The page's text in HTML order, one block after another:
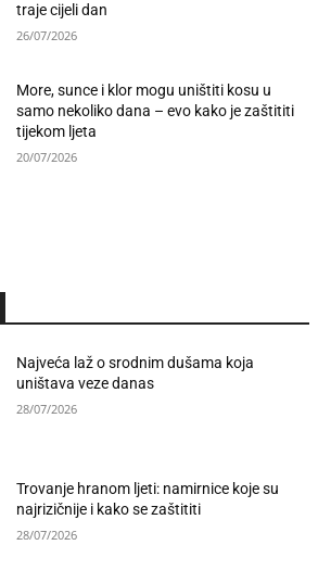
traje cijeli dan
26/07/2026
More, sunce i klor mogu uništiti kosu u
samo nekoliko dana – evo kako je zaštititi
tijekom ljeta
20/07/2026
Najveća laž o srodnim dušama koja
uništava veze danas
28/07/2026
Trovanje hranom ljeti: namirnice koje su
najrizičnije i kako se zaštititi
28/07/2026